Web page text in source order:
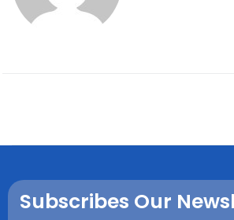
Subscribes Our